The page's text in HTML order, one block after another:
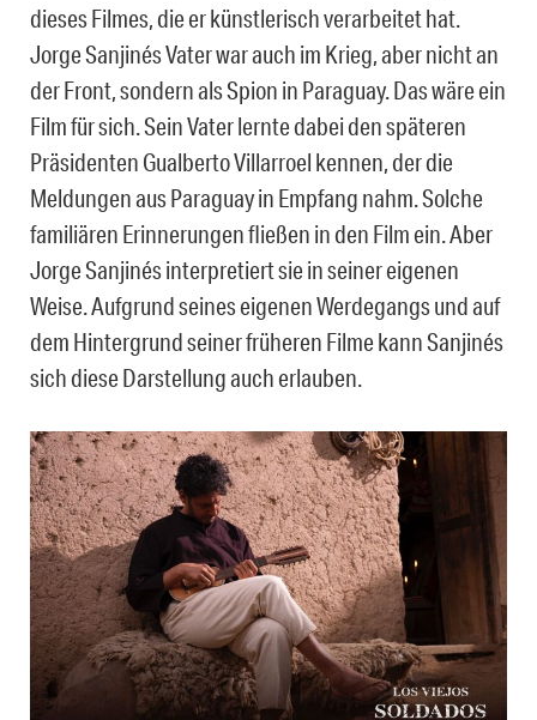
dieses Filmes, die er künstlerisch verarbeitet hat.
Jorge Sanjinés Vater war auch im Krieg, aber nicht an
der Front, sondern als Spion in Paraguay. Das wäre ein
Film für sich. Sein Vater lernte dabei den späteren
Präsidenten Gualberto Villarroel kennen, der die
Meldungen aus Paraguay in Empfang nahm. Solche
familiären Erinnerungen fließen in den Film ein. Aber
Jorge Sanjinés interpretiert sie in seiner eigenen
Weise. Aufgrund seines eigenen Werdegangs und auf
dem Hintergrund seiner früheren Filme kann Sanjinés
sich diese Darstellung auch erlauben.